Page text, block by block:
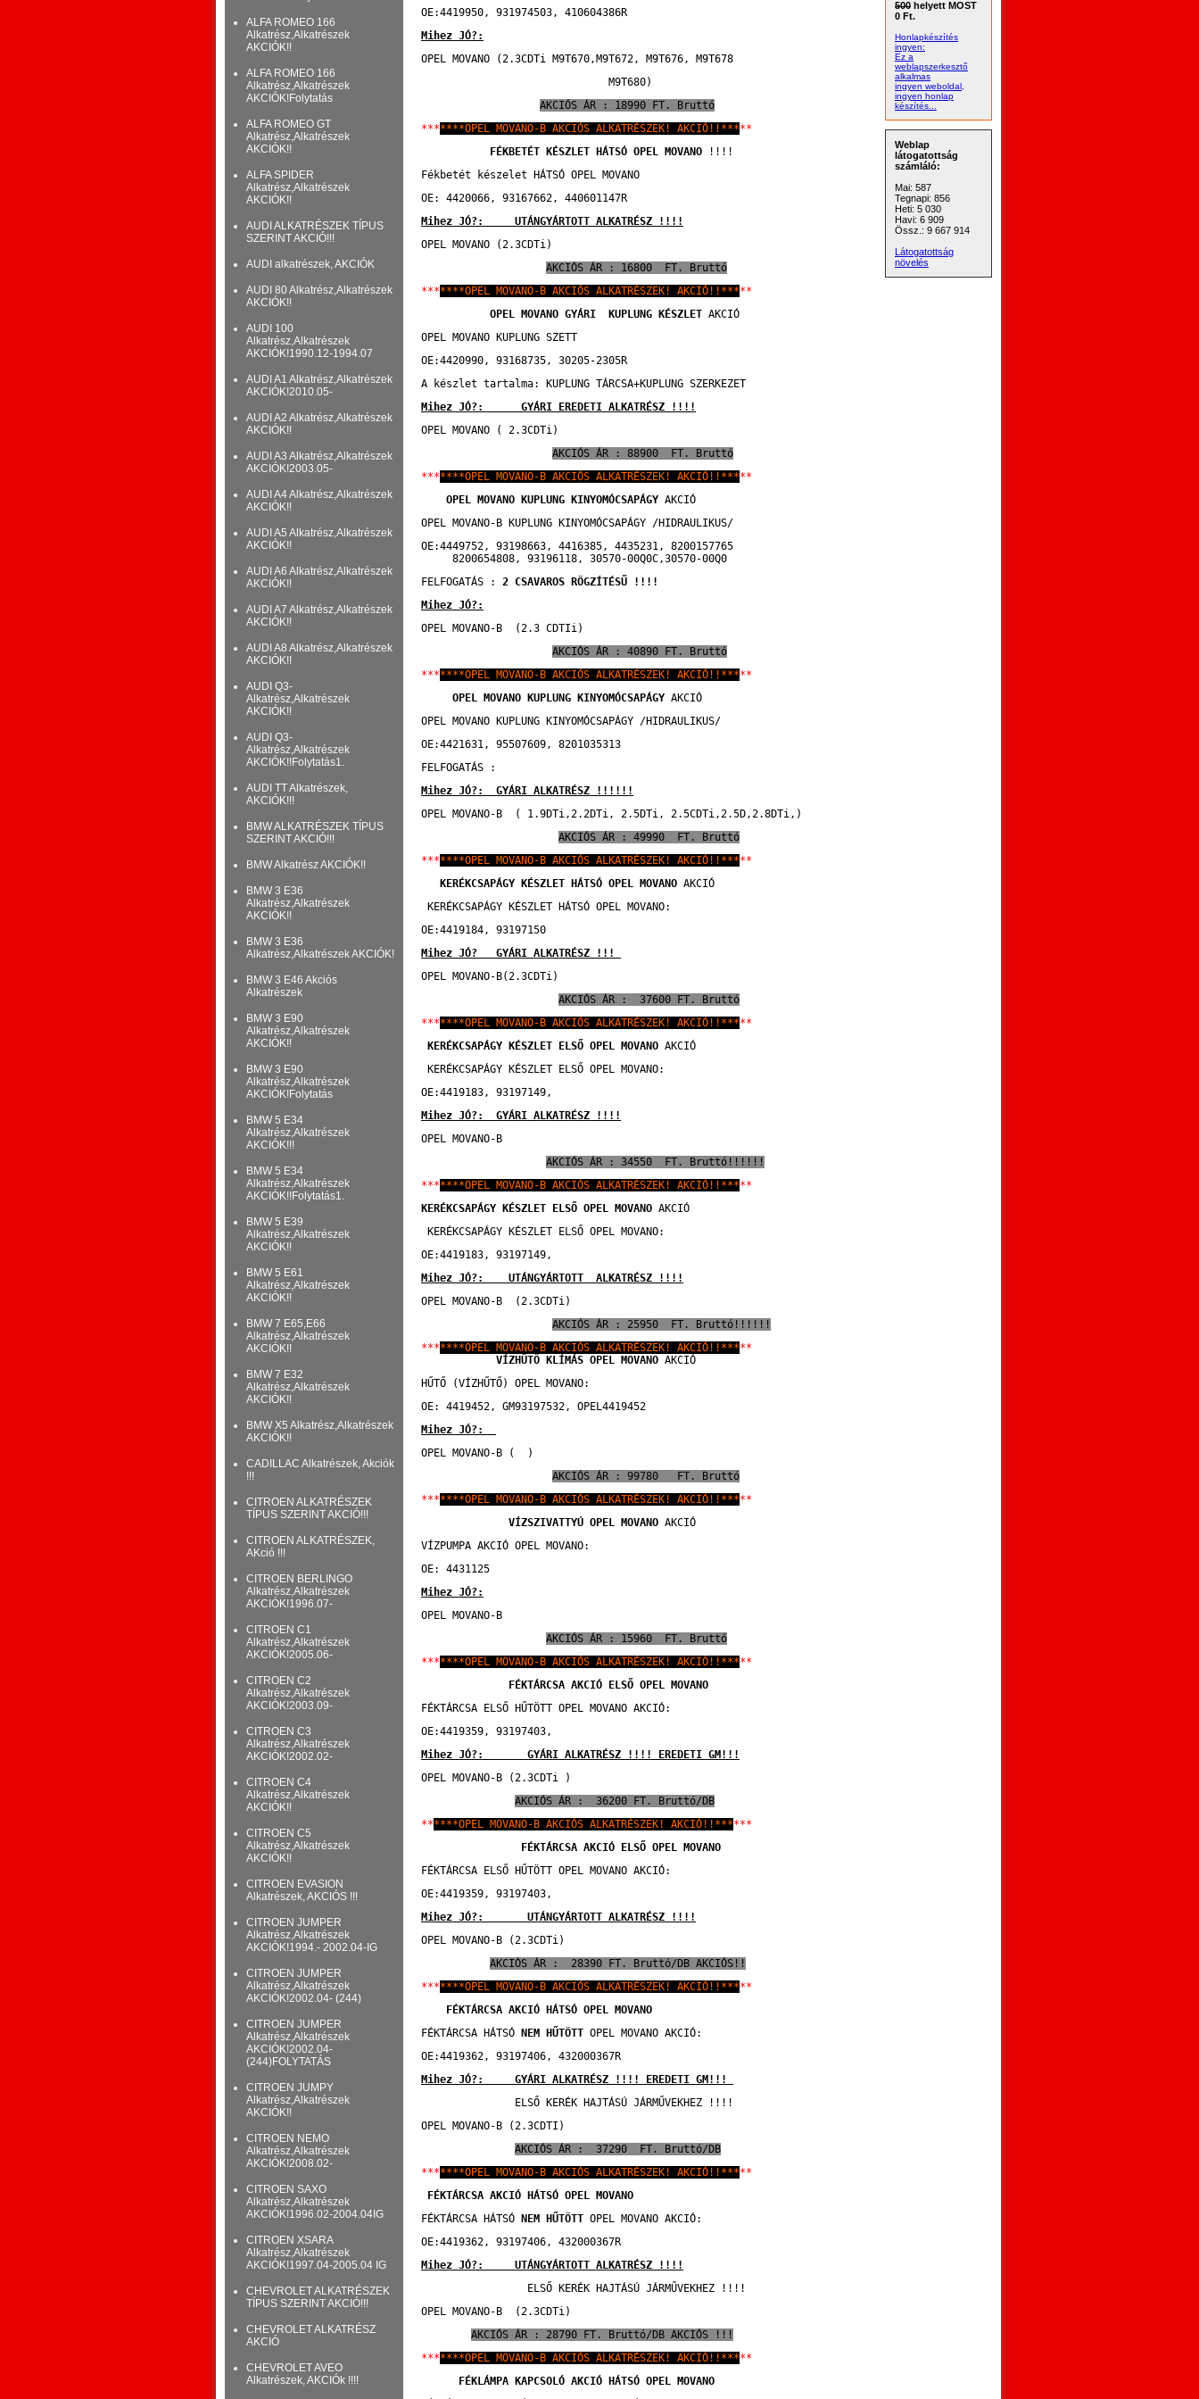
ALFA ROMEO 166
Alkatrész,Alkatrészek
AKCIÓK!!
ALFA ROMEO 166
Alkatrész,Alkatrészek
AKCIÓK!Folytatás
ALFA ROMEO GT
Alkatrész,Alkatrészek
AKCIÓK!!
ALFA SPIDER
Alkatrész,Alkatrészek
AKCIÓK!!
AUDI ALKATRÉSZEK TÍPUS
SZERINT AKCIÓ!!!
AUDI alkatrészek, AKCIÓK
AUDI 80 Alkatrész,Alkatrészek
AKCIÓK!!
AUDI 100
Alkatrész,Alkatrészek
AKCIÓK!1990.12-1994.07
AUDI A1 Alkatrész,Alkatrészek
AKCIÓK!2010.05-
AUDI A2 Alkatrész,Alkatrészek
AKCIÓK!!
AUDI A3 Alkatrész,Alkatrészek
AKCIÓK!2003.05-
AUDI A4 Alkatrész,Alkatrészek
AKCIÓK!!
AUDI A5 Alkatrész,Alkatrészek
AKCIÓK!!
AUDI A6 Alkatrész,Alkatrészek
AKCIÓK!!
AUDI A7 Alkatrész,Alkatrészek
AKCIÓK!!
AUDI A8 Alkatrész,Alkatrészek
AKCIÓK!!
AUDI Q3-
Alkatrész,Alkatrészek
AKCIÓK!!
AUDI Q3-
Alkatrész,Alkatrészek
AKCIÓK!!Folytatás1.
AUDI TT Alkatrészek,
AKCIÓK!!!
BMW ALKATRÉSZEK TÍPUS
SZERINT AKCIÓ!!!
BMW Alkatrész AKCIÓK!!
BMW 3 E36
Alkatrész,Alkatrészek
AKCIÓK!!
BMW 3 E36
Alkatrész,Alkatrészek AKCIÓK!
BMW 3 E46 Akciós
Alkatrészek
BMW 3 E90
Alkatrész,Alkatrészek
AKCIÓK!!
BMW 3 E90
Alkatrész,Alkatrészek
AKCIÓK!Folytatás
BMW 5 E34
Alkatrész,Alkatrészek
AKCIÓK!!!
BMW 5 E34
Alkatrész,Alkatrészek
AKCIÓK!!Folytatás1.
BMW 5 E39
Alkatrész,Alkatrészek
AKCIÓK!!
BMW 5 E61
Alkatrész,Alkatrészek
AKCIÓK!!
BMW 7 E65,E66
Alkatrész,Alkatrészek
AKCIÓK!!
BMW 7 E32
Alkatrész,Alkatrészek
AKCIÓK!!
BMW X5 Alkatrész,Alkatrészek
AKCIÓK!!
CADILLAC Alkatrészek, Akciók
!!!
CITROEN ALKATRÉSZEK
TÍPUS SZERINT AKCIÓ!!!
CITROEN ALKATRÉSZEK,
AKció !!!
CITROEN BERLINGO
Alkatrész,Alkatrészek
AKCIÓK!1996.07-
CITROEN C1
Alkatrész,Alkatrészek
AKCIÓK!2005.06-
CITROEN C2
Alkatrész,Alkatrészek
AKCIÓK!2003.09-
CITROEN C3
Alkatrész,Alkatrészek
AKCIÓK!2002.02-
CITROEN C4
Alkatrész,Alkatrészek
AKCIÓK!!
CITROEN C5
Alkatrész,Alkatrészek
AKCIÓK!!
CITROEN EVASION
Alkatrészek, AKCIÓS !!!
CITROEN JUMPER
Alkatrész,Alkatrészek
AKCIÓK!1994.- 2002.04-IG
CITROEN JUMPER
Alkatrész,Alkatrészek
AKCIÓK!2002.04- (244)
CITROEN JUMPER
Alkatrész,Alkatrészek
AKCIÓK!2002.04-
(244)FOLYTATÁS
CITROEN JUMPY
Alkatrész,Alkatrészek
AKCIÓK!!
CITROEN NEMO
Alkatrész,Alkatrészek
AKCIÓK!2008.02-
CITROEN SAXO
Alkatrész,Alkatrészek
AKCIÓK!1996.02-2004.04IG
CITROEN XSARA
Alkatrész,Alkatrészek
AKCIÓK!1997.04-2005.04 IG
CHEVROLET ALKATRÉSZEK
TÍPUS SZERINT AKCIÓ!!!
CHEVROLET ALKATRÉSZ
AKCIÓ
CHEVROLET AVEO
Alkatrészek, AKCIÓk !!!!
OE:4419950, 931974503, 410604386R
Mihez JÓ?:
OPEL MOVANO (2.3CDTi M9T670,M9T672, M9T676, M9T678
M9T680)
AKCIÓS ÁR : 18990 FT. Bruttó
*******OPEL MOVANO-B AKCIÓS ALKATRÉSZEK! AKCIÓ!!*****
FÉKBETÉT KÉSZLET HÁTSÓ OPEL MOVANO !!!!
Fékbetét készelet HÁTSÓ OPEL MOVANO
OE: 4420066, 93167662, 440601147R
Mihez JÓ?:     UTÁNGYÁRTOTT ALKATRÉSZ !!!!
OPEL MOVANO (2.3CDTi)
AKCIÓS ÁR : 16800  FT. Bruttó
*******OPEL MOVANO-B AKCIÓS ALKATRÉSZEK! AKCIÓ!!*****
OPEL MOVANO GYÁRI
KUPLUNG KÉSZLET AKCIÓ
OPEL MOVANO KUPLUNG SZETT
OE:4420990, 93168735, 30205-2305R
A készlet tartalma: KUPLUNG TÁRCSA+KUPLUNG SZERKEZET
Mihez JÓ?:      GYÁRI EREDETI ALKATRÉSZ !!!!
OPEL MOVANO ( 2.3CDTi)
AKCIÓS ÁR : 88900  FT. Bruttó
*******OPEL MOVANO-B AKCIÓS ALKATRÉSZEK! AKCIÓ!!*****
OPEL MOVANO
KUPLUNG KINYOMÓCSAPÁGY AKCIÓ
OPEL MOVANO-B KUPLUNG KINYOMÓCSAPÁGY /HIDRAULIKUS/
OE:4449752, 93198663, 4416385, 4435231, 8200157765
     8200654808, 93196118, 30570-00Q0C,30570-00Q0
FELFOGATÁS : 2 CSAVAROS RÖGZÍTÉSŰ !!!!
Mihez JÓ?:
OPEL MOVANO-B  (2.3 CDTIi)
AKCIÓS ÁR : 40890 FT. Bruttó
*******OPEL MOVANO-B AKCIÓS ALKATRÉSZEK! AKCIÓ!!*****
OPEL MOVANO
KUPLUNG KINYOMÓCSAPÁGY AKCIÓ
OPEL MOVANO KUPLUNG KINYOMÓCSAPÁGY /HIDRAULIKUS/
OE:4421631, 95507609, 8201035313
FELFOGATÁS :
Mihez JÓ?:  GYÁRI ALKATRÉSZ !!!!!!
OPEL MOVANO-B  ( 1.9DTi,2.2DTi, 2.5DTi, 2.5CDTi,2.5D,2.8DTi,)
AKCIÓS ÁR : 49990  FT. Bruttó
*******OPEL MOVANO-B AKCIÓS ALKATRÉSZEK! AKCIÓ!!*****
KERÉKCSAPÁGY KÉSZLET HÁTSÓ OPEL MOVANO AKCIÓ
KERÉKCSAPÁGY KÉSZLET HÁTSÓ OPEL MOVANO:
OE:4419184, 93197150
Mihez JÓ?   GYÁRI ALKATRÉSZ !!!
OPEL MOVANO-B(2.3CDTi)
AKCIÓS ÁR :  37600 FT. Bruttó
*******OPEL MOVANO-B AKCIÓS ALKATRÉSZEK! AKCIÓ!!*****
KERÉKCSAPÁGY KÉSZLET ELSŐ OPEL MOVANO AKCIÓ
KERÉKCSAPÁGY KÉSZLET ELSŐ OPEL MOVANO:
OE:4419183, 93197149,
Mihez JÓ?:  GYÁRI ALKATRÉSZ !!!!
OPEL MOVANO-B
AKCIÓS ÁR : 34550  FT. Bruttó!!!!!!
*******OPEL MOVANO-B AKCIÓS ALKATRÉSZEK! AKCIÓ!!*****
KERÉKCSAPÁGY KÉSZLET ELSŐ OPEL MOVANO AKCIÓ
KERÉKCSAPÁGY KÉSZLET ELSŐ OPEL MOVANO:
OE:4419183, 93197149,
Mihez JÓ?:    UTÁNGYÁRTOTT  ALKATRÉSZ !!!!
OPEL MOVANO-B  (2.3CDTi)
AKCIÓS ÁR : 25950  FT. Bruttó!!!!!!
*******OPEL MOVANO-B AKCIÓS ALKATRÉSZEK! AKCIÓ!!*****
VÍZHŰTŐ KLÍMÁS OPEL MOVANO AKCIÓ
HŰTŐ (VÍZHŰTŐ) OPEL MOVANO:
OE: 4419452, GM93197532, OPEL4419452
Mihez JÓ?:
OPEL MOVANO-B (  )
AKCIÓS ÁR : 99780   FT. Bruttó
*******OPEL MOVANO-B AKCIÓS ALKATRÉSZEK! AKCIÓ!!*****
VÍZSZIVATTYÚ OPEL MOVANO AKCIÓ
VÍZPUMPA AKCIÓ OPEL MOVANO:
OE: 4431125
Mihez JÓ?:
OPEL MOVANO-B
AKCIÓS ÁR : 15960  FT. Bruttó
*******OPEL MOVANO-B AKCIÓS ALKATRÉSZEK! AKCIÓ!!*****
FÉKTÁRCSA AKCIÓ ELSŐ OPEL MOVANO
FÉKTÁRCSA ELSŐ HŰTÖTT OPEL MOVANO AKCIÓ:
OE:4419359, 93197403,
Mihez JÓ?:       GYÁRI ALKATRÉSZ !!!! EREDETI GM!!!
OPEL MOVANO-B (2.3CDTi )
AKCIÓS ÁR :  36200 FT. Bruttó/DB
******OPEL MOVANO-B AKCIÓS ALKATRÉSZEK! AKCIÓ!!******
FÉKTÁRCSA AKCIÓ ELSŐ OPEL MOVANO
FÉKTÁRCSA ELSŐ HŰTÖTT OPEL MOVANO AKCIÓ:
OE:4419359, 93197403,
Mihez JÓ?:       UTÁNGYÁRTOTT ALKATRÉSZ !!!!
OPEL MOVANO-B (2.3CDTi)
AKCIÓS ÁR :  28390 FT. Bruttó/DB AKCIÓS!!
*******OPEL MOVANO-B AKCIÓS ALKATRÉSZEK! AKCIÓ!!*****
FÉKTÁRCSA AKCIÓ HÁTSÓ OPEL MOVANO
FÉKTÁRCSA HÁTSÓ
NEM HŰTÖTT OPEL MOVANO AKCIÓ:
OE:4419362, 93197406, 432000367R
Mihez JÓ?:
GYÁRI ALKATRÉSZ !!!! EREDETI GM!!!
ELSŐ KERÉK HAJTÁSÚ JÁRMŰVEKHEZ !!!!
OPEL MOVANO-B (2.3CDTI)
AKCIÓS ÁR :  37290  FT. Bruttó/DB
*******OPEL MOVANO-B AKCIÓS ALKATRÉSZEK! AKCIÓ!!*****
FÉKTÁRCSA AKCIÓ HÁTSÓ OPEL MOVANO
FÉKTÁRCSA HÁTSÓ
NEM HŰTÖTT OPEL MOVANO AKCIÓ:
OE:4419362, 93197406, 432000367R
Mihez JÓ?:
UTÁNGYÁRTOTT ALKATRÉSZ !!!!
ELSŐ KERÉK HAJTÁSÚ JÁRMŰVEKHEZ !!!!
OPEL MOVANO-B  (2.3CDTi)
AKCIÓS ÁR : 28790 FT. Bruttó/DB AKCIÓS !!!
*******OPEL MOVANO-B AKCIÓS ALKATRÉSZEK! AKCIÓ!!*****
FÉKLÁMPA KAPCSOLÓ AKCIÓ HÁTSÓ OPEL MOVANO
500 helyett MOST
0 Ft.
Honlapkészítés
ingyen:
Ez a
weblapszerkesztő
alkalmas
ingyen weboldal,
ingyen honlap
készítés...
Weblap
látogatottság
számláló:
Mai: 587
Tegnapi: 856
Heti: 5 030
Havi: 6 909
Össz.: 9 667 914
Látogatottság
növelés